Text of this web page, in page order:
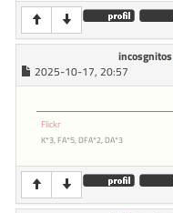
incosgnitos
2025-10-17, 20:57
Flickr
K*3, FA*5, DFA*2, DA*3